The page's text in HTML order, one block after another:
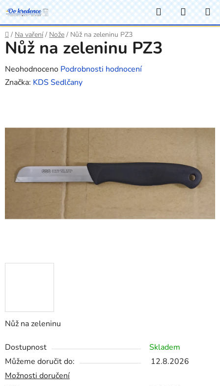
Přejít
na
obsah
Hledat
KOŠÍK
Domů
/ Na vaření / Nože / Nůž na zeleninu PZ3
Nůž na zeleninu
Dostupnost
Skladem
Můžeme doručit do:
12.8.2026
Možnosti doručení
Nůž na zeleninu PZ3
Průměrné
hodnocení
Neohodnoceno Podrobnosti hodnocení
Značka: KDS Sedlčany